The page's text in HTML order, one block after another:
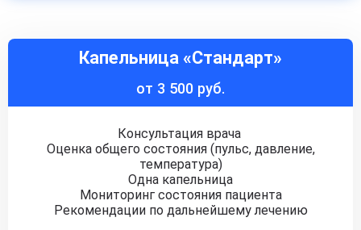
Капельница «Стандарт»
от 3 500 руб.
Консультация врача
Оценка общего состояния (пульс, давление,
температура)
Одна капельница
Мониторинг состояния пациента
Рекомендации по дальнейшему лечению